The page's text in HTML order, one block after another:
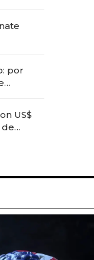
por
US$
de